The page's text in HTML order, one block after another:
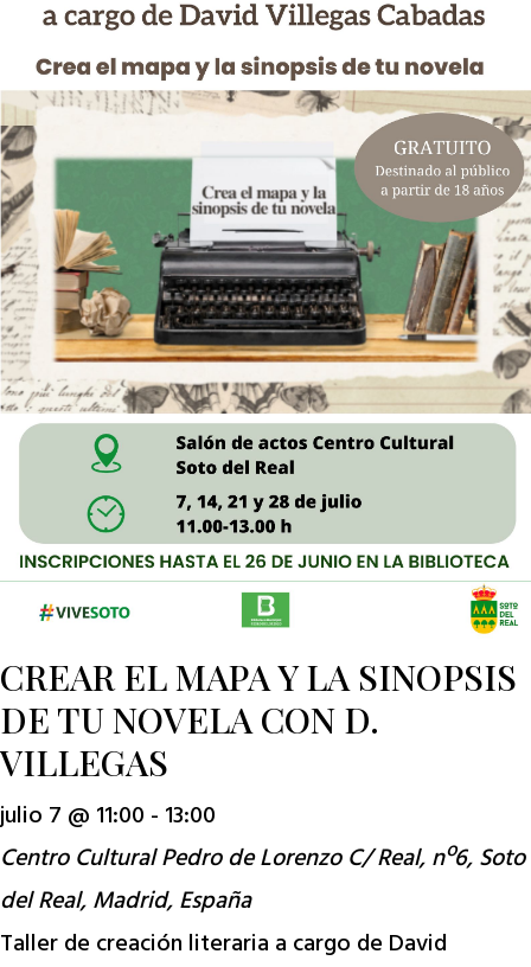
CREAR EL MAPA Y LA SINOPSIS
DE TU NOVELA CON D.
VILLEGAS
julio 7 @ 11:00 - 13:00
Centro Cultural Pedro de LorenzoC/ Real, nº6, Soto
del Real, Madrid, España
Taller de creación literaria a cargo de David